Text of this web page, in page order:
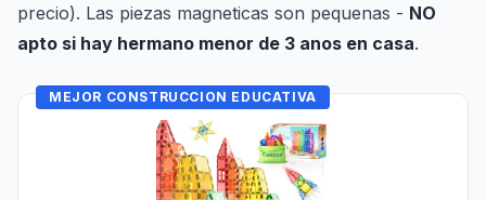
precio). Las piezas magneticas son pequenas - NO
apto si hay hermano menor de 3 anos en casa.
MEJOR CONSTRUCCION EDUCATIVA